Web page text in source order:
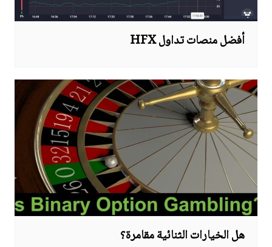
أفضل منصات تداول HFX
هل الخيارات الثنائية مقامرة؟